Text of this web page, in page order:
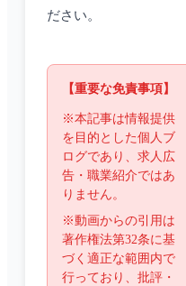
ださい。
【重要な免責事項】
※本記事は情報提供
を目的とした個人ブ
ログであり、求人広
告・職業紹介ではあ
りません。
※動画からの引用は
著作権法第32条に基
づく適正な範囲内で
行っており、批評・